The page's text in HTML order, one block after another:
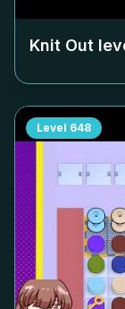
Knit Out
Level 648